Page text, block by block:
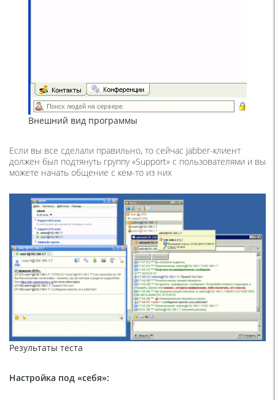
Внешний вид программы
Если вы все сделали правильно, то сейчас jabber-клиент
должен был подтянуть группу «Support» с пользователями и вы
можете начать общение с кем-то из них
Результаты теста
Настройка под «себя»: